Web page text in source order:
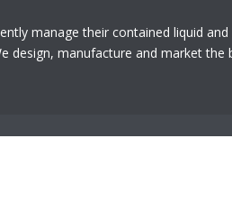
manage their contained liquid and
design, manufacture and market the